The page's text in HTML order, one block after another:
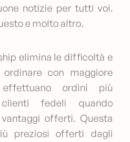
notizie per tutti voi.
e molto altro.
elimina le difficoltà e
con maggiore
ordini più
fedeli quando
offerti. Questa
preziosi offerti dagli